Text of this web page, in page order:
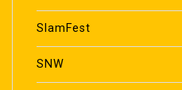
SlamFest
SNW